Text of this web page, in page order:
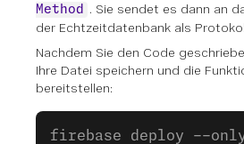
Method
. Sie sendet es dann an
der Echtzeitdatenbank als
Nachdem Sie den Code
Ihre Datei speichern und die
bereitstellen:
firebase deploy --